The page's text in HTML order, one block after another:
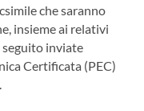
che saranno
insieme ai relativi
inviate
Certificata (PEC)